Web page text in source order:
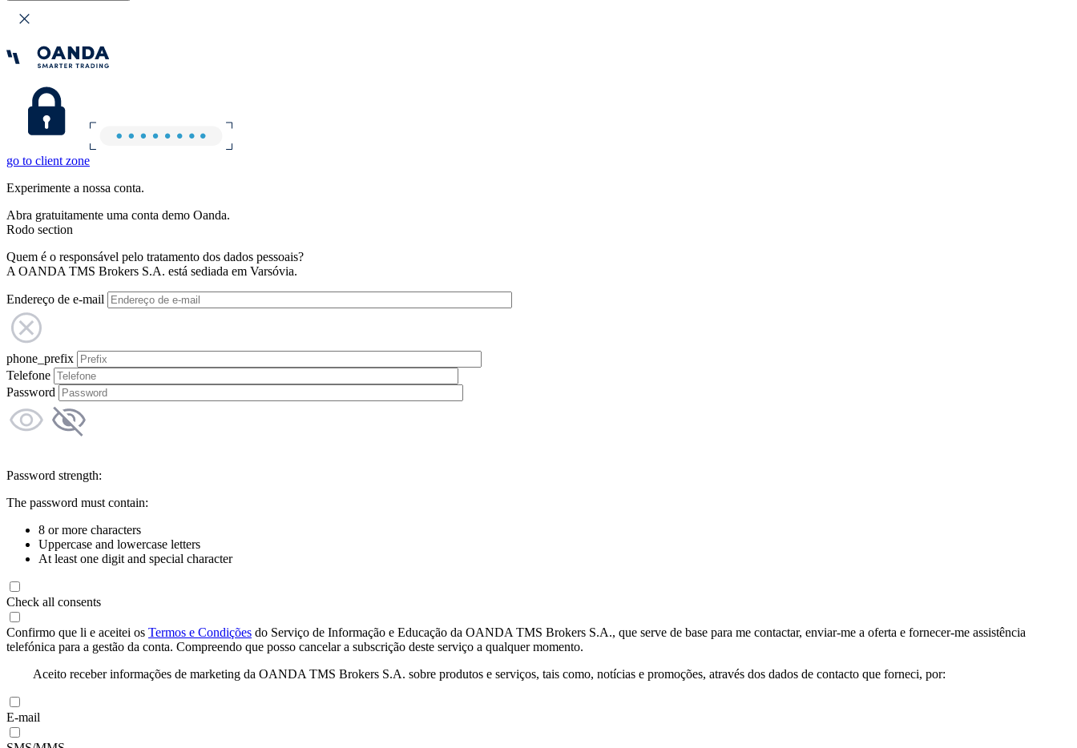
go to client zone
Experimente a nossa conta.
Abra gratuitamente uma conta demo Oanda.
Rodo section
Quem é o responsável pelo tratamento dos dados pessoais?
A OANDA TMS Brokers S.A. está sediada em Varsóvia.
Endereço de e-mail
phone_prefix
Telefone
Password
Password strength:
The password must contain:
8 or more characters
Uppercase and lowercase letters
At least one digit and special character
Check all consents
Confirmo que li e aceitei os Termos e Condições do Serviço de Informação e Educação da OANDA TMS Brokers S.A., que serve de base para me contactar, enviar-me a oferta e fornecer-me assistência
telefónica para a gestão da conta. Compreendo que posso cancelar a subscrição deste serviço a qualquer momento.
Aceito receber informações de marketing da OANDA TMS Brokers S.A. sobre produtos e serviços, tais como, notícias e promoções, através dos dados de contacto que forneci, por:
E-mail